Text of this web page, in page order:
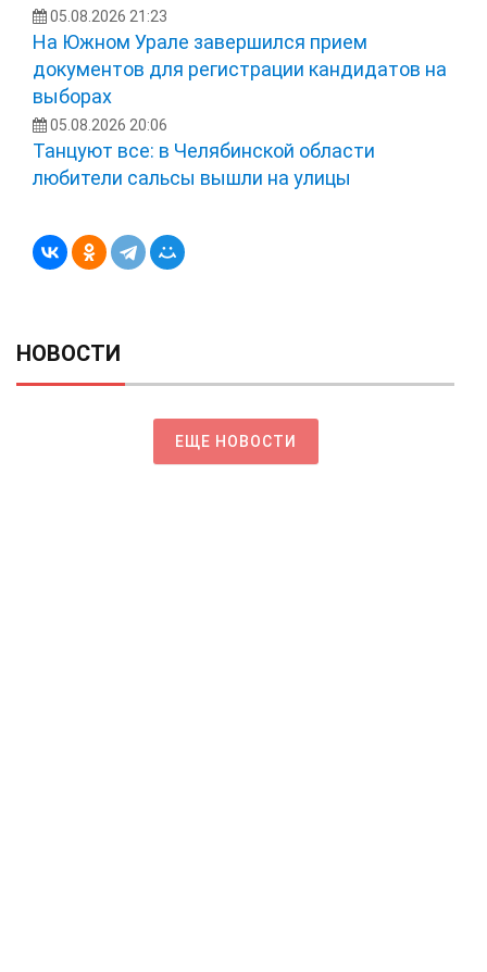
05.08.2026 21:23
На Южном Урале завершился прием
документов для регистрации кандидатов на
выборах
05.08.2026 20:06
Танцуют все: в Челябинской области
любители сальсы вышли на улицы
НОВОСТИ
ЕЩЕ НОВОСТИ